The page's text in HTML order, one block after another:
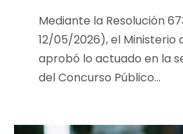
Mediante la Resolución
12/05/2026), el Ministerio
aprobó lo actuado en la
del Concurso Público...